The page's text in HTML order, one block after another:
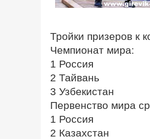
Тройки призеров к
Чемпионат мира:
1 Россия
2 Тайвань
3 Узбекистан
Первенство мира
1 Россия
2 Казахстан